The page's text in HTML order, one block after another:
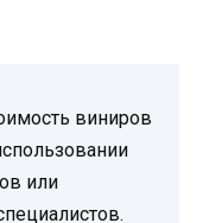
виниров
или